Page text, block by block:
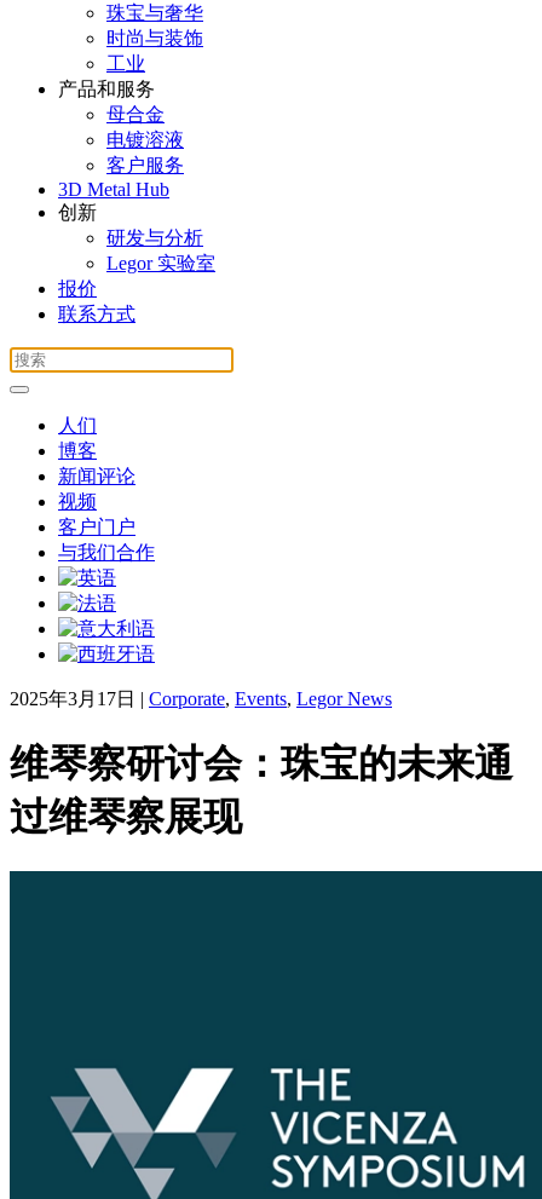
珠宝与奢华
时尚与装饰
工业
产品和服务
母合金
电镀溶液
客户服务
3D Metal Hub
创新
研发与分析
Legor 实验室
报价
联系方式
人们
博客
新闻评论
视频
客户门户
与我们合作
2025年3月17日 | Corporate, Events, Legor News
维琴察研讨会：珠宝的未来通
过维琴察展现